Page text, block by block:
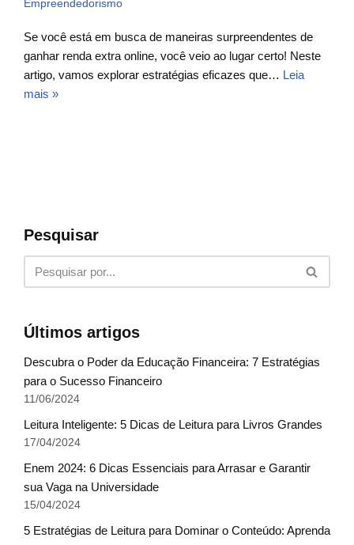
Empreendedorismo
Se você está em busca de maneiras surpreendentes de
ganhar renda extra online, você veio ao lugar certo! Neste
artigo, vamos explorar estratégias eficazes que… Leia
mais »
Pesquisar
Últimos artigos
Descubra o Poder da Educação Financeira: 7 Estratégias
para o Sucesso Financeiro
11/06/2024
Leitura Inteligente: 5 Dicas de Leitura para Livros Grandes
17/04/2024
Enem 2024: 6 Dicas Essenciais para Arrasar e Garantir
sua Vaga na Universidade
15/04/2024
5 Estratégias de Leitura para Dominar o Conteúdo: Aprenda